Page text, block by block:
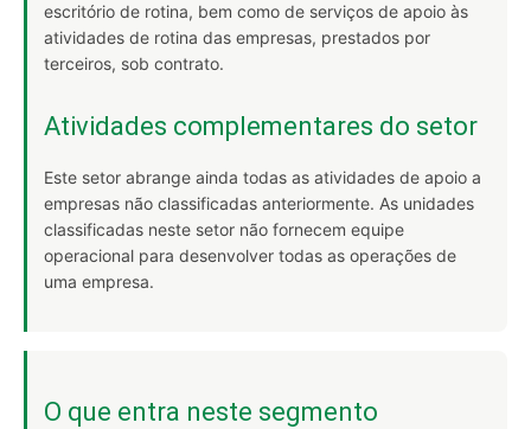
escritório de rotina, bem como de serviços de apoio às
atividades de rotina das empresas, prestados por
terceiros, sob contrato.
Atividades complementares do setor
Este setor abrange ainda todas as atividades de apoio a
empresas não classificadas anteriormente. As unidades
classificadas neste setor não fornecem equipe
operacional para desenvolver todas as operações de
uma empresa.
O que entra neste segmento